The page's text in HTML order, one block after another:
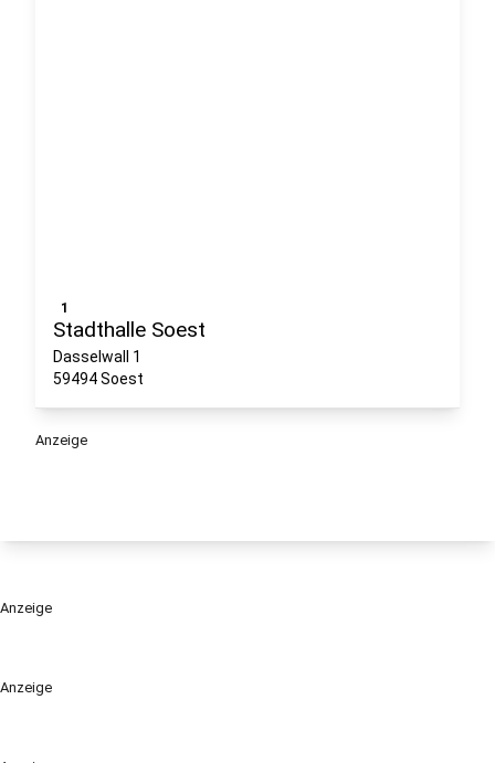
Anzeige
1
Stadthalle Soest
Dasselwall 1
59494 Soest
Anzeige
Anzeige